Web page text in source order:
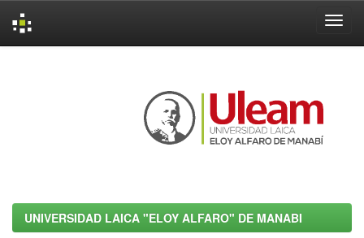
UNIVERSIDAD LAICA "ELOY ALFARO" DE MANABI